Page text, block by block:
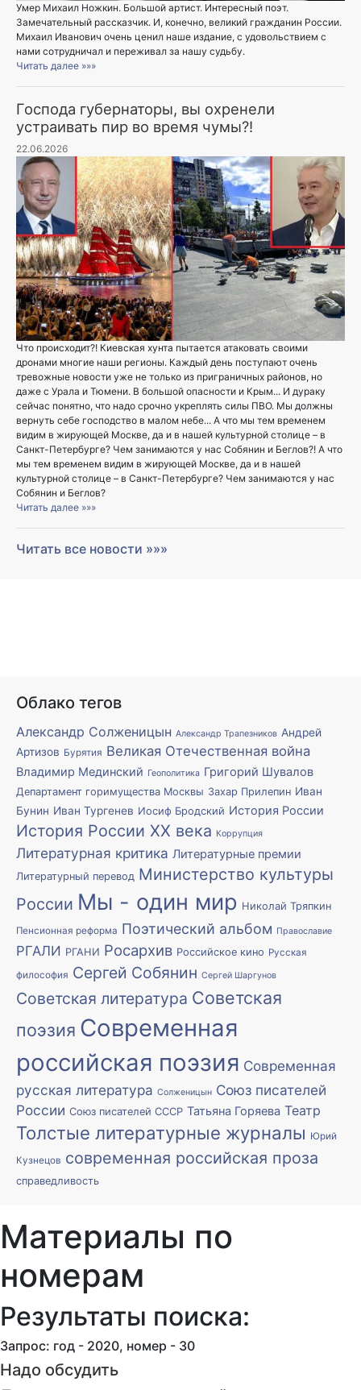
Умер Михаил Ножкин. Большой артист. Интересный поэт.
Замечательный рассказчик. И, конечно, великий гражданин России.
Михаил Иванович очень ценил наше издание, с удовольствием с
нами сотрудничал и переживал за нашу судьбу.
Читать далее »»»
Господа губернаторы, вы охренели
устраивать пир во время чумы?!
22.06.2026
Что происходит?! Киевская хунта пытается атаковать своими
дронами многие наши регионы. Каждый день поступают очень
тревожные новости уже не только из приграничных районов, но
даже с Урала и Тюмени. В большой опасности и Крым... И дураку
сейчас понятно, что надо срочно укреплять силы ПВО. Мы должны
вернуть себе господство в малом небе... А что мы тем временем
видим в жирующей Москве, да и в нашей культурной столице – в
Санкт-Петербурге? Чем занимаются у нас Собянин и Беглов?! А что
мы тем временем видим в жирующей Москве, да и в нашей
культурной столице – в Санкт-Петербурге? Чем занимаются у нас
Собянин и Беглов?
Читать далее »»»
Читать все новости »»»
Облако тегов
Александр Солженицын Александр Трапезников Андрей
Артизов Бурятия Великая Отечественная война
Владимир Мединский Геополитика Григорий Шувалов
Департамент горимущества Москвы Захар Прилепин Иван
Бунин Иван Тургенев Иосиф Бродский История России
История России XX века Коррупция
Литературная критика Литературные премии
Литературный перевод Министерство культуры
России Мы - один мир Николай Тряпкин
Пенсионная реформа Поэтический альбом Православие
РГАЛИ РГАНИ Росархив Российское кино Русская
философия Сергей Собянин Сергей Шаргунов
Советская литература Советская
поэзия Современная
российская поэзия Современная
русская литература Солженицын Союз писателей
России Союз писателей СССР Татьяна Горяева Театр
Толстые литературные журналы Юрий
Кузнецов современная российская проза
справедливость
Материалы по
номерам
Результаты поиска:
Запрос: год - 2020, номер - 30
Надо обсудить